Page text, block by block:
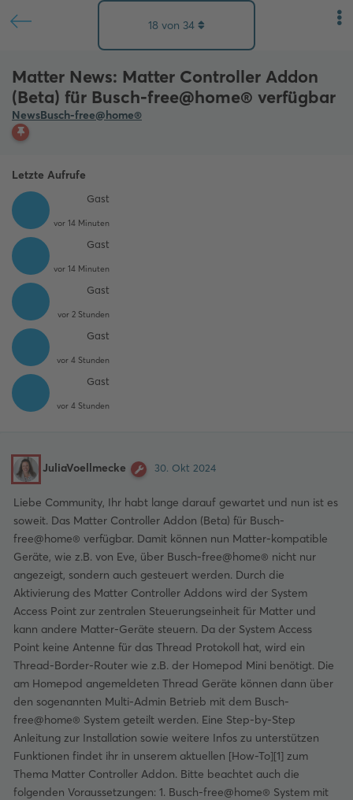
NewsBusch-free@home®
Matter News: Matter Controller Addon
(Beta) für Busch-free@home® verfügbar
Letzte Aufrufe
Gast
vor 14 Minuten
Gast
vor 14 Minuten
Gast
vor 2 Stunden
Gast
vor 4 Stunden
Gast
vor 4 Stunden
18 von 34
JuliaVoellmecke 30. Okt 2024
Liebe Community, Ihr habt lange darauf gewartet und nun ist es
soweit. Das Matter Controller Addon (Beta) für Busch-
free@home® verfügbar. Damit können nun Matter-kompatible
Geräte, wie z.B. von Eve, über Busch-free@home® nicht nur
angezeigt, sondern auch gesteuert werden. Durch die
Aktivierung des Matter Controller Addons wird der System
Access Point zur zentralen Steuerungseinheit für Matter und
kann andere Matter-Geräte steuern. Da der System Access
Point keine Antenne für das Thread Protokoll hat, wird ein
Thread-Border-Router wie z.B. der Homepod Mini benötigt. Die
am Homepod angemeldeten Thread Geräte können dann über
den sogenannten Multi-Admin Betrieb mit dem Busch-
free@home® System geteilt werden. Eine Step-by-Step
Anleitung zur Installation sowie weitere Infos zu unterstützen
Funktionen findet ihr in unserem aktuellen [How-To][1] zum
Thema Matter Controller Addon. Bitte beachtet auch die
folgenden Voraussetzungen: 1. Busch-free@home® System mit